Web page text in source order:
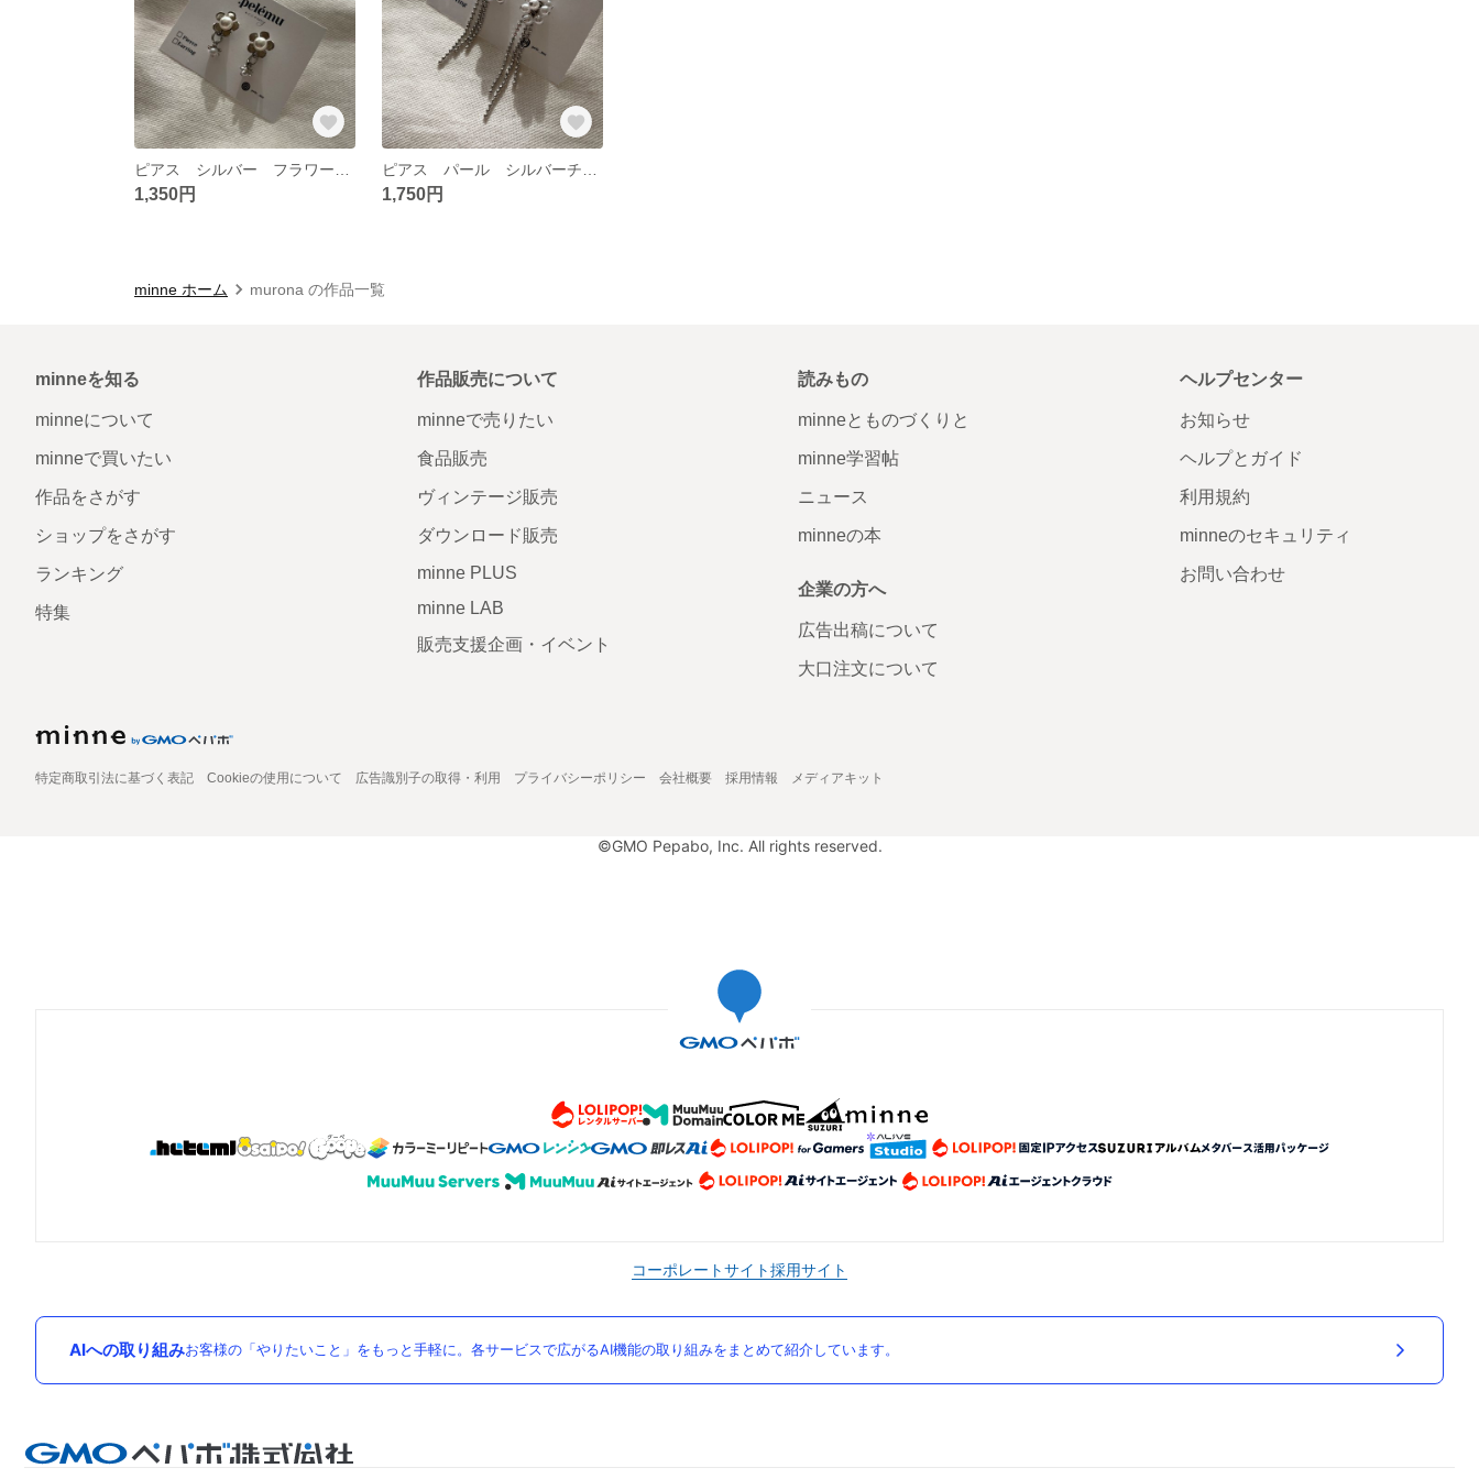
1,350円 1,750円
minne ホーム murona の作品一覧
minneを知る
minneについて
minneで買いたい
作品をさがす
ショップをさがす
ランキング
特集
作品販売について
minneで売りたい
食品販売
ヴィンテージ販売
ダウンロード販売
minne PLUS
minne LAB
販売支援企画・イベント
読みもの
minneとものづくりと
minne学習帖
ニュース
minneの本
企業の方へ
広告出稿について
大口注文について
ヘルプセンター
お知らせ
ヘルプとガイド
利用規約
minneのセキュリティ
お問い合わせ
特定商取引法に基づく表記 Cookieの使用について 広告識別子の取得・利用 プライバシーポリシー 会社概要 採用情報 メディアキット
©GMO Pepabo, Inc. All rights reserved.
コーポレートサイト採用サイト
AIへの取り組みお客様の「やりたいこと」をもっと手軽に。各サービスで広がるAI機能の取り組みをまとめて紹介しています。